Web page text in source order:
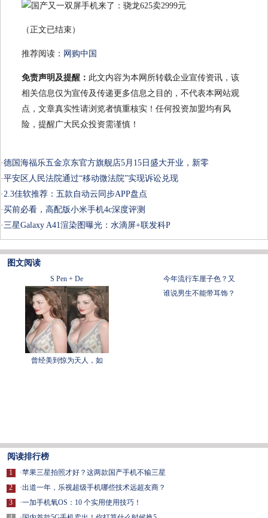
（正文已结束）
推荐阅读： 网购中国
免责声明及提醒： 此文内容为本网所转载企业宣传资讯，该
相关信息仅为宣传及传递更多信息之目的，不代表本网站观
点，文章真实性请浏览者慎重核实！任何投资加盟均有风
险，提醒广大民众投资需谨慎！
·德国海福乐五金京东官方旗舰店5月15日盛大开业，新零
·平安区人民法院通过“移动微法院”实现诉讼兑现
·2.3佳软推荐：五款自动云同步APP盘点
·买前必看，高配版小米手机4c深度评测
·三星Galaxy A41渲染图曝光：水滴屏+联发科P
图文阅读
S Pen + De 今年流行车厘子色？又
曾经美到惊为天人，如
谁说男生不能带耳饰？
阅读排行榜
1
2
3
·苹果三星拍照才好？这两款国产手机不输三星
·出道一年，乐视超级手机哪些技术远超友商？
·一加手机氧OS：10 个实用使用技巧！